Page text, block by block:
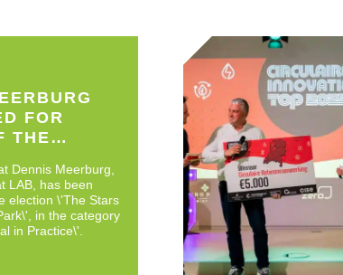
FOR
THE
Dennis Meerburg,
LAB, has been
election \'The Stars
in the category
in Practice\'.